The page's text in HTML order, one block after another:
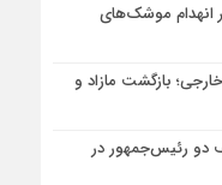
انهدام موشک‌های
بازگشت مازاد و
تحلیف دو رئیس‌جمهور در